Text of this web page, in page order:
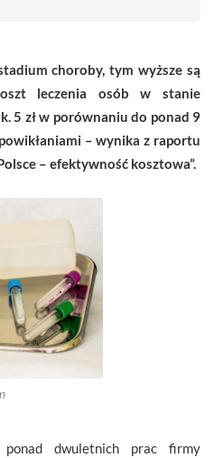
choroby, tym wyższe są
leczenia osób w stanie
5 zł w porównaniu do ponad 9
– wynika z raportu
– efektywność kosztowa”.
ponad dwuletnich prac firmy